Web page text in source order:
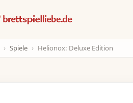
Spiele Helionox: Deluxe Edition